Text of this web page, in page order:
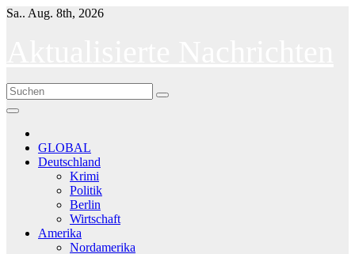
Skip
Sa.. Aug. 8th, 2026
GLOBAL
Deutschland
Krimi
Politik
Berlin
Wirtschaft
Amerika
Nordamerika